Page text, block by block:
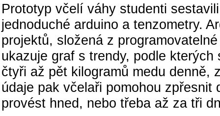
Prototyp včelí váhy studenti
jednoduché arduino a tenzometry.
projektů, složená z
ukazuje graf s trendy, podle
čtyři až pět kilogramů medu denně,
údaje pak včelaři pomohou
provést hned, nebo třeba až za tři